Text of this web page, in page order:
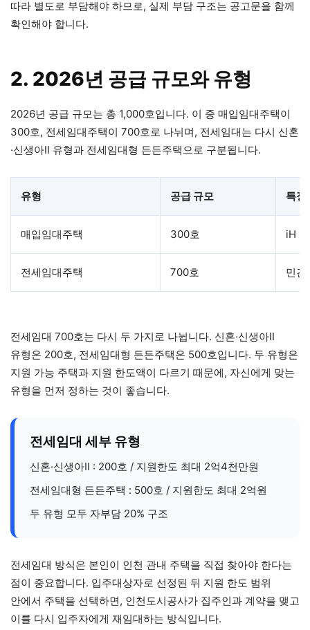
따라 별도로 부담해야 하므로, 실제 부담 구조는 공고문을 함께
확인해야 합니다.
2. 2026년 공급 규모와 유형
2026년 공급 규모는 총 1,000호입니다. 이 중 매입임대주택이
300호, 전세임대주택이 700호로 나뉘며, 전세임대는 다시 신혼
·신생아Ⅱ 유형과 전세임대형 든든주택으로 구분됩니다.
유형 공급 규모 특징
매입임대주택 300호 iH
전세임대주택 700호 민간
전세임대 700호는 다시 두 가지로 나뉩니다. 신혼·신생아Ⅱ
유형은 200호, 전세임대형 든든주택은 500호입니다. 두 유형은
지원 가능 주택과 지원 한도액이 다르기 때문에, 자신에게 맞는
유형을 먼저 정하는 것이 좋습니다.
전세임대 세부 유형
신혼·신생아Ⅱ : 200호 / 지원한도 최대 2억4천만원
전세임대형 든든주택 : 500호 / 지원한도 최대 2억원
두 유형 모두 자부담 20% 구조
전세임대 방식은 본인이 인천 관내 주택을 직접 찾아야 한다는
점이 중요합니다. 입주대상자로 선정된 뒤 지원 한도 범위
안에서 주택을 선택하면, 인천도시공사가 집주인과 계약을 맺고
이를 다시 입주자에게 재임대하는 방식입니다.